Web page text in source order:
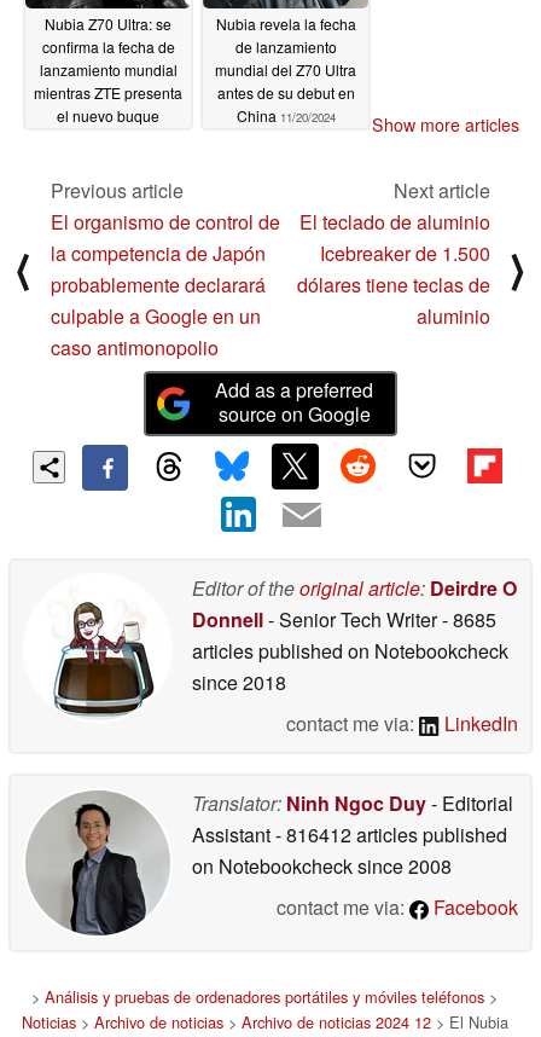
Nubia Z70 Ultra: se
confirma la fecha de
lanzamiento mundial
mientras ZTE presenta
el nuevo buque
mm11/21/2024
Nubia revela la fecha
de lanzamiento
mundial del Z70 Ultra
antes de su debut en
China 11/20/2024 Show more articles
⟨
Previous article
El organismo de control de
la competencia de Japón
probablemente declarará
culpable a Google en un
caso antimonopolio
Next article
El teclado de aluminio
Icebreaker de 1.500
dólares tiene teclas de
aluminio
⟩
Add as a preferred
source on Google
Editor of theoriginal article: Deirdre O
Donnell- Senior Tech Writer- 8685
articles published on Notebookcheck
since 2018
contact me via:
LinkedIn
Translator: Ninh Ngoc Duy- Editorial
Assistant- 816412 articles published
on Notebookchecksince 2008
contact me via:
Facebook
> Análisis y pruebas de ordenadores portátiles y móviles teléfonos >
Noticias> Archivo de noticias> Archivo de noticias 2024 12> El Nubia